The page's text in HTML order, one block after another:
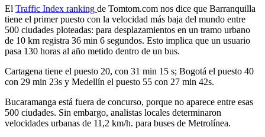
El Traffic Index ranking de Tomtom.com nos dice que Barranquilla
tiene el primer puesto con la velocidad más baja del mundo entre
500 ciudades ploteadas: para desplazamientos en un tramo urbano
de 10 km registra 36 min 6 segundos. Esto implica que un usuario
pasa 130 horas al año metido dentro de un bus.
Cartagena tiene el puesto 20, con 31 min 15 s; Bogotá el puesto 40
con 29 min 23s y Medellín el puesto 55 con 27 min 42s.
Bucaramanga está fuera de concurso, porque no aparece entre esas
500 ciudades. Sin embargo, analistas locales determinaron
velocidades urbanas de 11,2 km/h. para buses de Metrolínea.